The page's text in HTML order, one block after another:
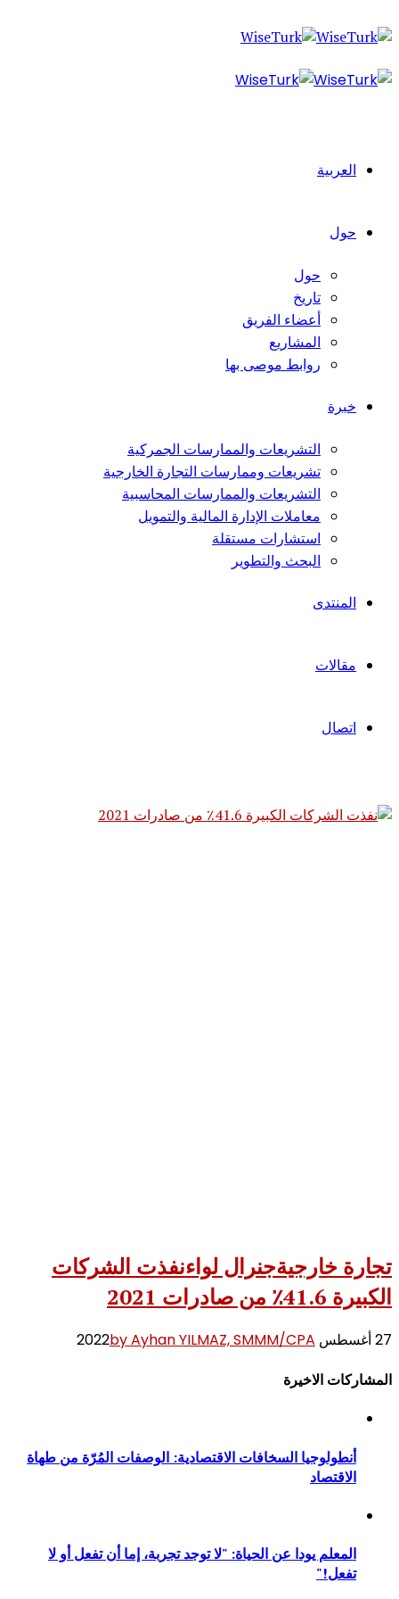
العربية
حول
حول
تاريخ
أعضاء الفريق
المشاريع
روابط موصى بها
خبرة
التشريعات والممارسات الجمركية
تشريعات وممارسات التجارة الخارجية
التشريعات والممارسات المحاسبية
معاملات الإدارة المالية والتمويل
استشارات مستقلة
البحث والتطوير
المنتدى
مقالات
اتصال
تجارة خارجيةجنرال لواءنفذت الشركات
الكبيرة 41.6٪ من صادرات 2021
27 أغسطس 2022 by Ayhan YILMAZ, SMMM/CPA
المشاركات الاخيرة
أنطولوجيا السخافات الاقتصادية: الوصفات المُرّة من طهاة
الاقتصاد
المعلم يودا عن الحياة: "لا توجد تجربة، إما أن تفعل أو لا
تفعل!"